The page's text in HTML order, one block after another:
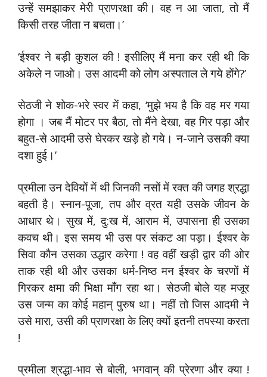
उन्हें समझाकर मेरी प्राणरक्षा की। वह न आ जाता, तो मैं
किसी तरह जीता न बचता।’
‘ईश्वर ने बड़ी कुशल की ! इसीलिए मैं मना कर रही थी कि
अकेले न जाओ। उस आदमी को लोग अस्पताल ले गये होंगे?’
सेठजी ने शोक-भरे स्वर में कहा, ‘मुझे भय है कि वह मर गया
होगा । जब मैं मोटर पर बैठा, तो मैंने देखा, वह गिर पड़ा और
बहुत-से आदमी उसे घेरकर खड़े हो गये। न-जाने उसकी क्या
दशा हुई।’
प्रमीला उन देवियों में थी जिनकी नसों में रक्त की जगह श्रद्धा
बहती है। स्नान-पूजा, तप और व्रत यही उसके जीवन के
आधार थे। सुख में, दु:ख में, आराम में, उपासना ही उसका
कवच थी। इस समय भी उस पर संकट आ पड़ा। ईश्वर के
सिवा कौन उसका उद्धार करेगा ! वह वहीं खड़ी द्वार की ओर
ताक रही थी और उसका धर्म-निष्ठ मन ईश्वर के चरणों में
गिरकर क्षमा की भिक्षा माँग रहा था। सेठजी बोले यह मजूर
उस जन्म का कोई महान् पुरुष था। नहीं तो जिस आदमी ने
उसे मारा, उसी की प्राणरक्षा के लिए क्यों इतनी तपस्या करता
!
प्रमीला श्रद्धा-भाव से बोली, भगवान् की प्रेरणा और क्या !